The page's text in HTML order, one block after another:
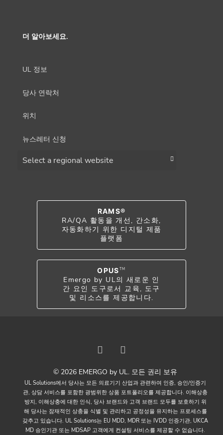
더 알아보세요.
UL 정보
당사 연락처
위치
뉴스레터 신청
RAMS®
RA/QA 활동을 개선, 간소화,
자동화하기 위한 디지털 제품
플랫폼
OPUS TM
Emergo by UL의 새로운 인
간 요인 도구로서 교육, 도구
및 리소스를 제공합니다.
© 2026 EMERGO by UL. 모든 권리 보유
UL Solutions에서 당사는 모든 의료기기 산업과 관련하여 인증, 승인/인증기
관, 상담 서비스를 포함한 광범위한 상품 포트폴리오를 제공합니다. 이해상충
방지, 이해상충에 대한 인식, 당사 브랜드와 고객 브랜드 모두를 보호하기 위
해 당사는 잠재적인 상충을 식별 및 관리하고 공정성을 유지하는 프로세스를
갖추고 있습니다. UL Solutions는 EU MDD, MDR 또는 IVDD 인증기관, UKCA
MD 승인기관 또는 MDSAP 고객에게 컨설팅 서비스를 제공할 수 없습니다.